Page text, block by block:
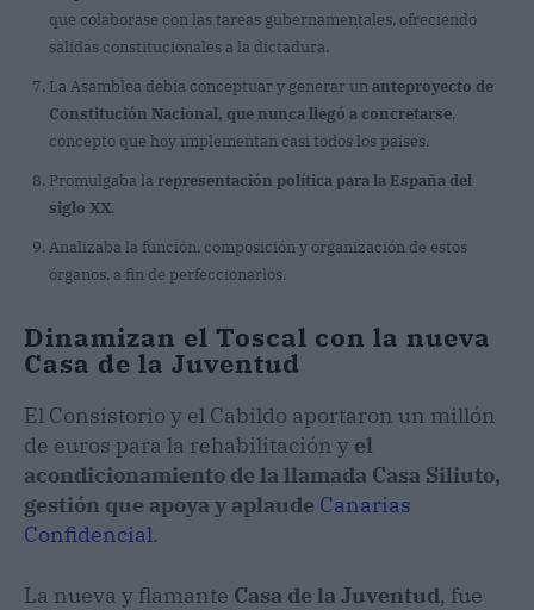
que colaborase con las tareas gubernamentales, ofreciendo
salidas constitucionales a la dictadura.
La Asamblea debía conceptuar y generar unanteproyecto de
Constitución Nacional, que nunca llegó a concretarse,
concepto que hoy implementan casi todos los países.
Promulgaba la representación política para la España del
siglo XX.
Analizaba la función, composición y organización de estos
órganos, a fin de perfeccionarlos.
Dinamizan el Toscal con la nueva
Casa de la Juventud
El Consistorio y el Cabildo aportaron un millón
de euros para la rehabilitación y el
acondicionamiento de la llamada Casa Siliuto,
gestión que apoya y aplaude Canarias
Confidencial.
La nueva y flamante Casa de la Juventud, fue